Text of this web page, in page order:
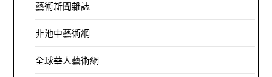
藝術新聞雜誌
非池中藝術網
全球華人藝術網